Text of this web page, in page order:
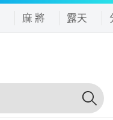
麻 將 露天